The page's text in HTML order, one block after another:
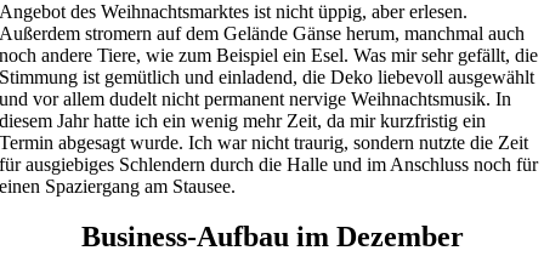
Angebot des Weihnachtsmarktes ist nicht üppig, aber erlesen.
Außerdem stromern auf dem Gelände Gänse herum, manchmal auch
noch andere Tiere, wie zum Beispiel ein Esel. Was mir sehr gefällt, die
Stimmung ist gemütlich und einladend, die Deko liebevoll ausgewählt
und vor allem dudelt nicht permanent nervige Weihnachtsmusik. In
diesem Jahr hatte ich ein wenig mehr Zeit, da mir kurzfristig ein
Termin abgesagt wurde. Ich war nicht traurig, sondern nutzte die Zeit
für ausgiebiges Schlendern durch die Halle und im Anschluss noch für
einen Spaziergang am Stausee.
Business-Aufbau im Dezember